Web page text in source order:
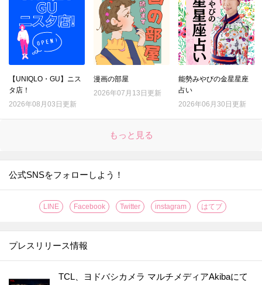
【UNIQLO・GU】ニス
タ店！
2026年08月03日更新
漫画の部屋
2026年07月13日更新
能勢みやびの金星星座
占い
2026年06月30日更新
もっと見る
公式SNSをフォローしよう！
LINE Facebook Twitter instagram はてブ
プレスリリース情報
TCL、ヨドバシカメラ マルチメディアAkibaにて